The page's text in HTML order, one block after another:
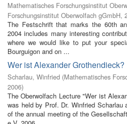
Mathematisches Forschungsinstitut
Forschungsinstitut Oberwolfach gGmbH,
The Festschrift that marks the 60th
2004 includes many interesting
where we would like to put your
Bourguigon and on ...
Wer ist Alexander Grothendieck?
Scharlau, Winfried (Mathematisches
2006)
The Oberwolfach Lecture "Wer ist
was held by Prof. Dr. Winfried
of the annual meeting of the